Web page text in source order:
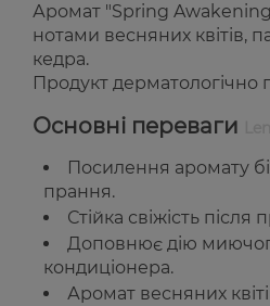
Аромат "Spring
нотами весняних квітів,
кедра.
Продукт дерматологічно
Основні переваги
Посилення аромату
прання.
Стійка свіжість після
Доповнює дію
кондиціонера.
Аромат весняних